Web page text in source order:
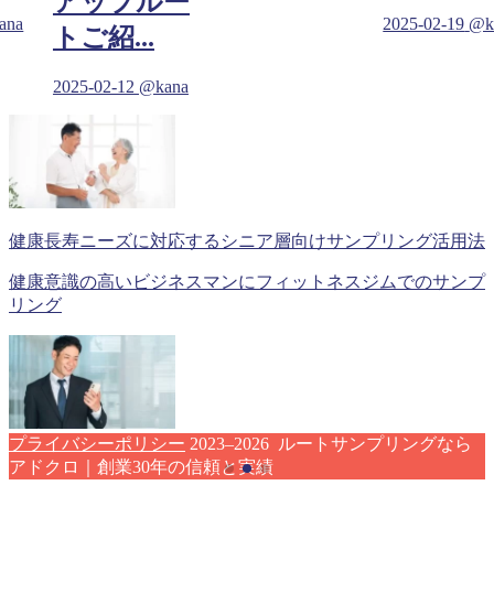
トご紹...
健康長寿ニーズに対応するシニア層向けサンプリング活用法
健康意識の高いビジネスマンにフィットネスジムでのサンプ
リング
プライバシーポリシー 2023–2026 ルートサンプリングなら
アドクロ｜創業30年の信頼と実績